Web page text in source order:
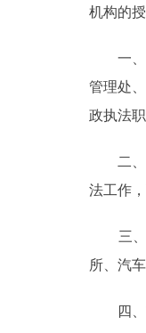
政民互动
机构的
一、市
管理处
政执法
二、北
法工作
三、市
所、汽
四、市